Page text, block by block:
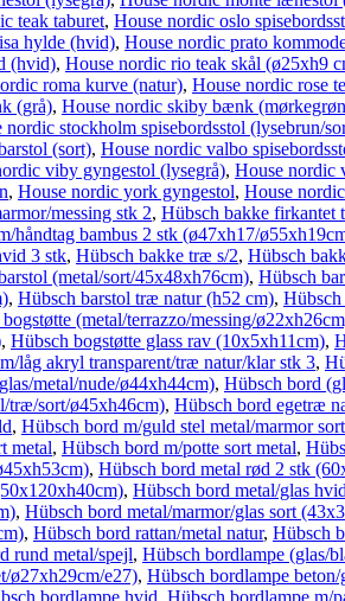
teak taburet, House nordic oslo
hylde (hvid), House nordic prato
(hvid), House nordic rio teak skål (ø25xh9
roma kurve (natur), House nordic rose
(grå), House nordic skiby bænk
nordic stockholm spisebordsstol (lysebrun/
(sort), House nordic valbo
viby gyngestol (lysegrå), House nordic
, House nordic york gyngestol, House
messing stk 2, Hübsch bakke firkantet
håndtag bambus 2 stk (ø47xh17/
3 stk, Hübsch bakke træ s/2, Hübsch
(metal/sort/45x48xh76cm), Hübsch
, Hübsch barstol træ natur (h52 cm),
(metal/terrazzo/messing/
, Hübsch bogstøtte glass rav (10x5xh11cm),
låg akryl transparent/træ natur/klar stk 3,
metal/nude/ø44xh44cm), Hübsch bord
træ/sort/ø45xh46cm), Hübsch bord egetræ
, Hübsch bord m/guld stel metal/marmor
metal, Hübsch bord m/potte sort metal,
, Hübsch bord metal rød 2 stk
, Hübsch bord metal/glas
, Hübsch bord metal/marmor/glas sort
, Hübsch bord rattan/metal natur, Hübsch
rund metal/spejl, Hübsch bordlampe (glas/
ø27xh29cm/e27), Hübsch bordlampe beton/
bordlampe hvid Hübsch bordlampe m/